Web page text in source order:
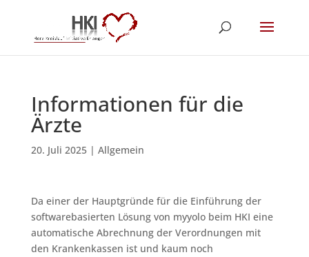
Informationen für die
Ärzte
20. Juli 2025| Allgemein
Da einer der Hauptgründe für die Einführung der
softwarebasierten Lösung von myyolo beim HKI eine
automatische Abrechnung der Verordnungen mit
den Krankenkassen ist und kaum noch